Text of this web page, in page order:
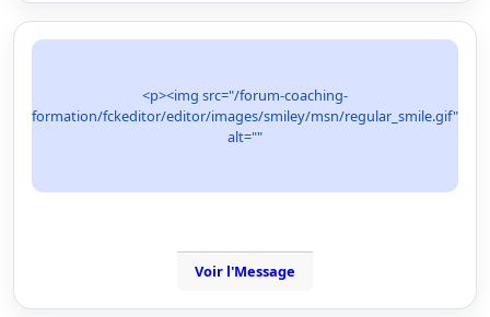
<p><img src="/forum-coaching-
formation/fckeditor/editor/images/smiley/msn/regular_smile.gif"
alt=""
Voir l'Message